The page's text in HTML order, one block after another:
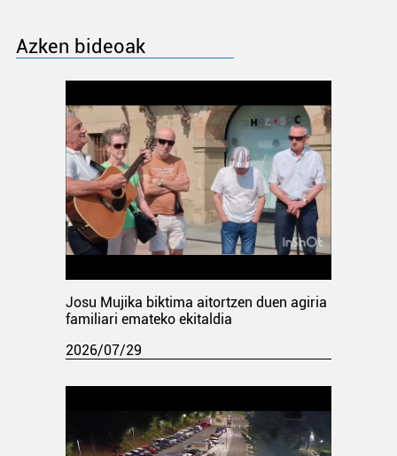
Azken bideoak
Josu Mujika biktima aitortzen duen agiria
familiari emateko ekitaldia
2026/07/29